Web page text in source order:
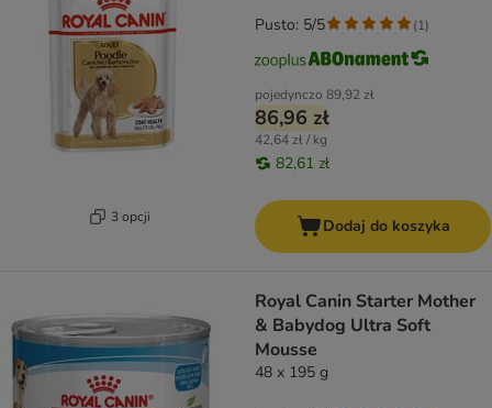
3 opcji
pojedynczo 89,92 zł
86,96 zł
42,64 zł / kg
82,61 zł
Pusto: 5/5 (1)
Dodaj do koszyka
Royal Canin Starter Mother
& Babydog Ultra Soft
Mousse
48 x 195 g